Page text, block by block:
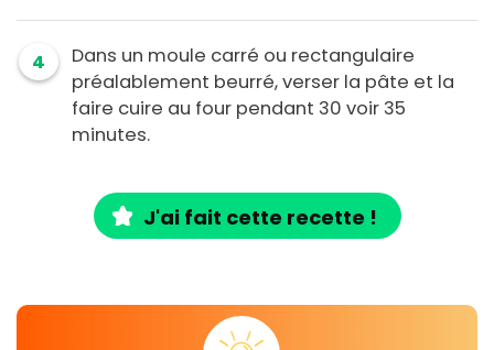
4
Dans un moule carré ou rectangulaire
préalablement beurré, verser la pâte et la
faire cuire au four pendant 30 voir 35
minutes.
J'ai fait cette recette !